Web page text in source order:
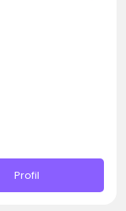
Profil